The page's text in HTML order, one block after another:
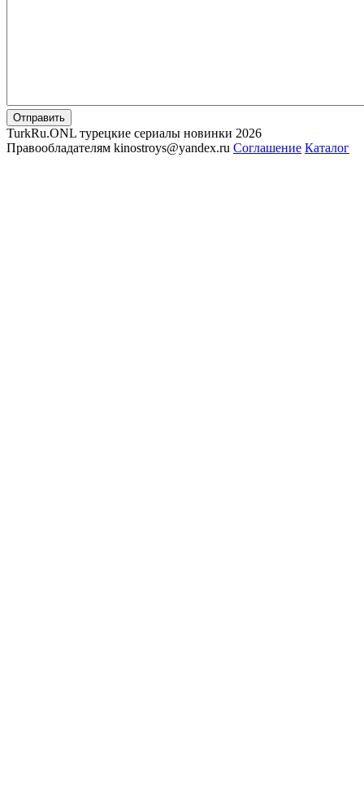
Отправить
TurkRu.ONL турецкие сериалы новинки 2026
Правообладателям kinostroys@yandex.ru Соглашение Каталог